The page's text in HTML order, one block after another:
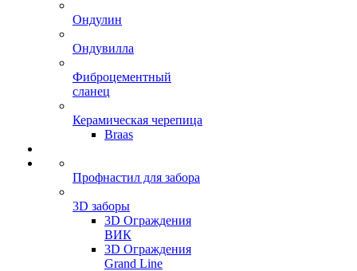
Ондулин
Ондувилла
Фиброцементный
сланец
Керамическая черепица
Braas
Профнастил для забора
3D заборы
3D Ограждения
ВИК
3D Ограждения
Grand Line